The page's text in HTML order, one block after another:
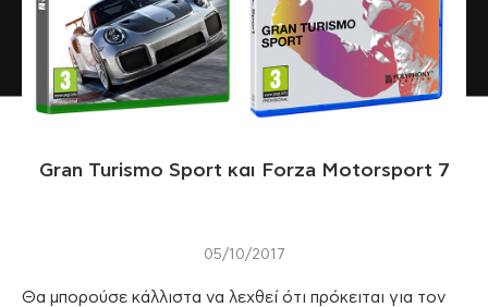
Gran Turismo Sport και Forza Motorsport 7
05/10/2017
Θα μπορούσε κάλλιστα να λεχθεί ότι πρόκειται για τον